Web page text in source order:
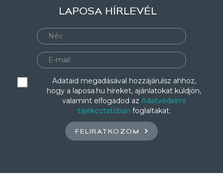
LAPOSA HÍRLEVÉL
Adataid megadásával hozzájárulsz ahhoz,
hogy a laposa.hu híreket, ajánlatokat küldjön,
valamint elfogadod az Adatvédelmi
tájékoztatóban foglaltakat.
FELIRATKOZOM